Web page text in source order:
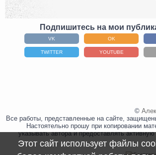
Подпишитесь на мои
VK OK
TWITTER YOUTUBE
©
Все работы, представленные на сайте,
Настоятельно прошу при копировании
указывать автора и предоставлять
Этот сайт использует файлы